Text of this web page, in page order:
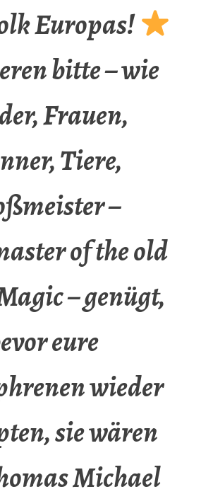
Europas!
bitte – wie
Frauen,
Tiere,
–
of the old
– genügt,
eure
wieder
sie wären
Michael